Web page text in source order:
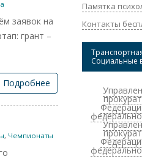
заявок на
грант –
Подробнее
, Чемпионаты
Памятка
Контакты
Социальные